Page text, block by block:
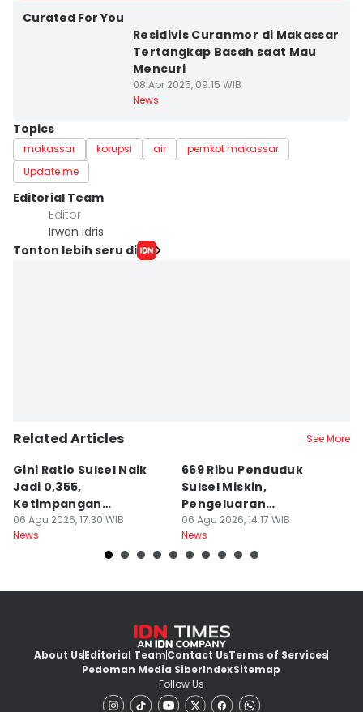
Curated For You
Residivis Curanmor di Makassar
Tertangkap Basah saat Mau
Mencuri
08 Apr 2025, 09:15 WIB
News
Topics
makassar korupsi air
pemkot makassar
Update me
Editorial Team
Editor
Irwan Idris
Tonton lebih seru di
Related Articles See More
Gini Ratio Sulsel Naik
Jadi 0,355,
Ketimpangan
Perdesaan Meningkat
06 Agu 2026, 17:30 WIB
News
669 Ribu Penduduk
Sulsel Miskin,
Pengeluaran
Terbesarnya Rokok
06 Agu 2026, 14:17 WIB
News
About UsEditorial TeamContact UsTerms of Services
Pedoman Media SiberIndexSitemap
Follow Us